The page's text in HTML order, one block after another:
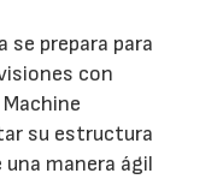
se prepara para
con
su estructura
manera ágil